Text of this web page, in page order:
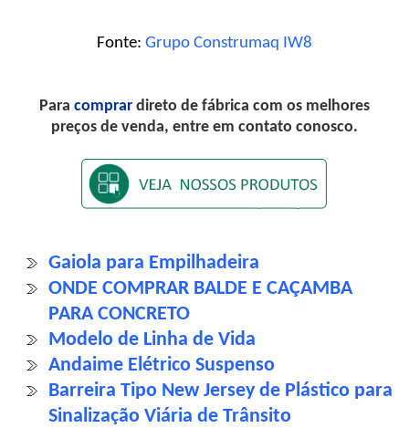
Fonte: Grupo Construmaq IW8
Para comprar direto de fábrica com os melhores
preços de venda, entre em contato conosco.
Gaiola para Empilhadeira
ONDE COMPRAR BALDE E CAÇAMBA
PARA CONCRETO
Modelo de Linha de Vida
Andaime Elétrico Suspenso
Barreira Tipo New Jersey de Plástico para
Sinalização Viária de Trânsito